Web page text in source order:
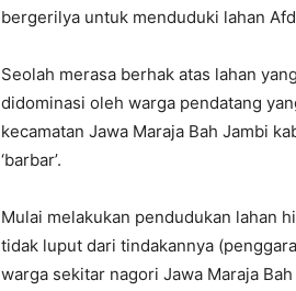
bergerilya untuk menduduki lahan
Seolah merasa berhak atas lahan
didominasi oleh warga pendatang
kecamatan Jawa Maraja Bah Jambi
‘barbar’.
Mulai melakukan pendudukan lahan
tidak luput dari tindakannya
warga sekitar nagori Jawa Maraja